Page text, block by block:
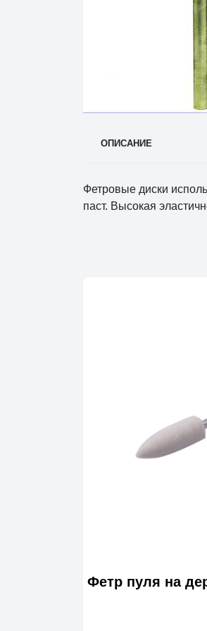
ОПИСАНИЕ
Фетровые диски
паст. Высокая
Фетр пуля на